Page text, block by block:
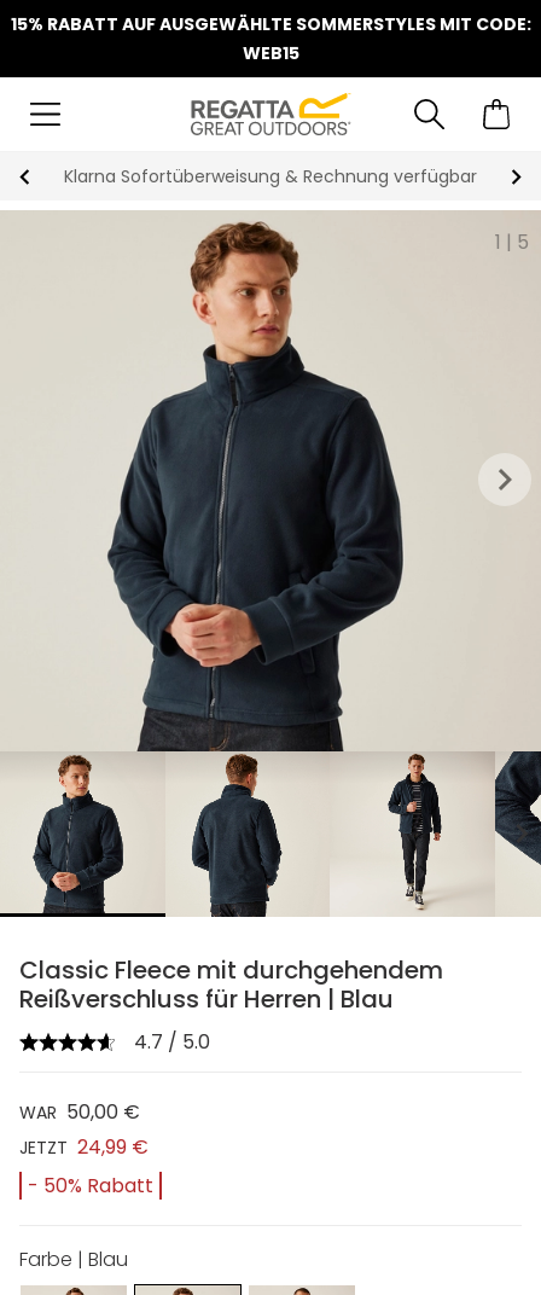
15% RABATT AUF AUSGEWÄHLTE SOMMERSTYLES MIT CODE:
WEB15
Klarna Sofortüberweisung & Rechnung verfügbar
1 | 5
keyboard_arrow_right
chevron_right
Classic Fleece mit durchgehendem
Reißverschluss für Herren | Blau
4.7 / 5.0
WAR 50,00 €
JETZT 24,99 €
- 50% Rabatt
Farbe | Blau